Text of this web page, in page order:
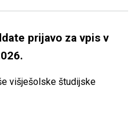
prijavo za vpis v
višješolske študijske